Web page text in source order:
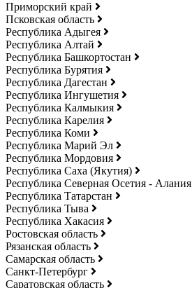
Приморский край
Псковская область
Республика Адыгея
Республика Алтай
Республика Башкортостан
Республика Бурятия
Республика Дагестан
Республика Ингушетия
Республика Калмыкия
Республика Карелия
Республика Коми
Республика Марий Эл
Республика Мордовия
Республика Саха (Якутия)
Республика Северная Осетия - Алания
Республика Татарстан
Республика Тыва
Республика Хакасия
Ростовская область
Рязанская область
Самарская область
Санкт-Петербург
Саратовская область